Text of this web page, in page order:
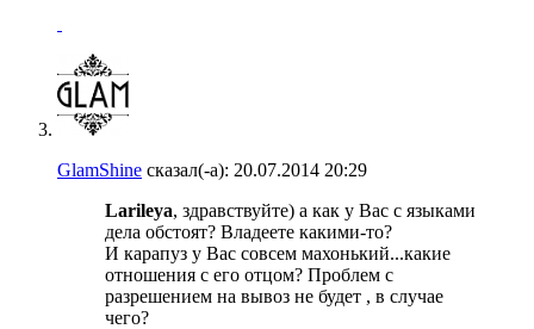
GlamShine сказал(-а): 20.07.2014 20:29
Larileya, здравствуйте) а как у Вас с языками
дела обстоят? Владеете какими-то?
И карапуз у Вас совсем махонький...какие
отношения с его отцом? Проблем с
разрешением на вывоз не будет , в случае
чего?